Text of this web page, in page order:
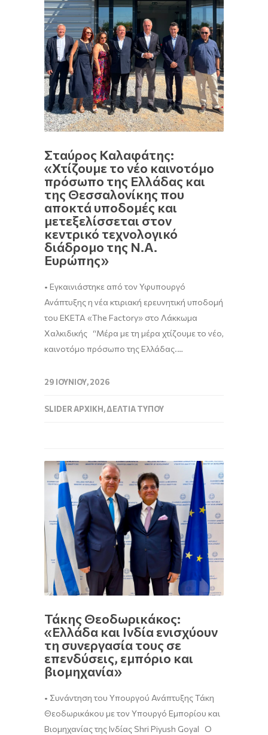
Σταύρος Καλαφάτης:
«Χτίζουμε το νέο καινοτόμο
πρόσωπο της Ελλάδας και
της Θεσσαλονίκης που
αποκτά υποδομές και
μετεξελίσσεται στον
κεντρικό τεχνολογικό
διάδρομο της Ν.Α.
Ευρώπης»
• Εγκαινιάστηκε από τον Υφυπουργό
Ανάπτυξης η νέα κτιριακή ερευνητική υποδομή
του ΕΚΕΤΑ «The Factory» στο Λάκκωμα
Χαλκιδικής “Μέρα με τη μέρα χτίζουμε το νέο,
καινοτόμο πρόσωπο της Ελλάδας.…
29 ΙΟΥΝΊΟΥ, 2026
SLIDER ΑΡΧΙΚΉ,ΔΕΛΤΊΑ ΤΎΠΟΥ
Τάκης Θεοδωρικάκος:
«Ελλάδα και Ινδία ενισχύουν
τη συνεργασία τους σε
επενδύσεις, εμπόριο και
βιομηχανία»
• Συνάντηση του Υπουργού Ανάπτυξης Τάκη
Θεοδωρικάκου με τον Υπουργό Εμπορίου και
Βιομηχανίας της Ινδίας Shri Piyush Goyal Ο